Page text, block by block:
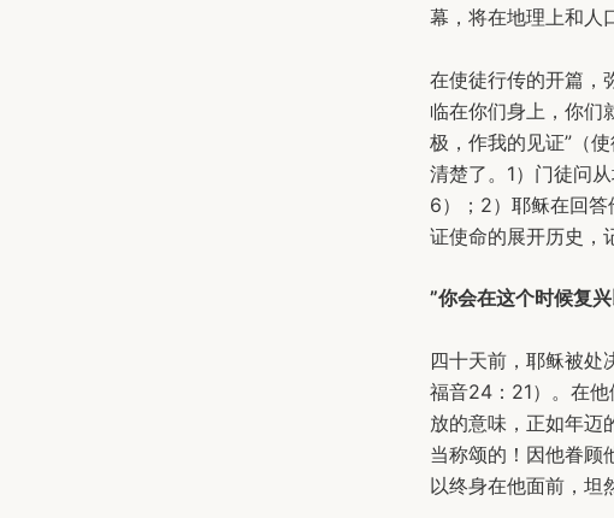
幕，将在地理上和人
在使徒行传的开篇，
临在你们身上，你们
极，作我的见证”（
清楚了。1）门徒问
6）；2）耶稣在回
证使命的展开历史，
”你会在这个时候复
四十天前，耶稣被处
福音24：21）。在
放的意味，正如年
当称颂的！因他眷
以终身在他面前，坦